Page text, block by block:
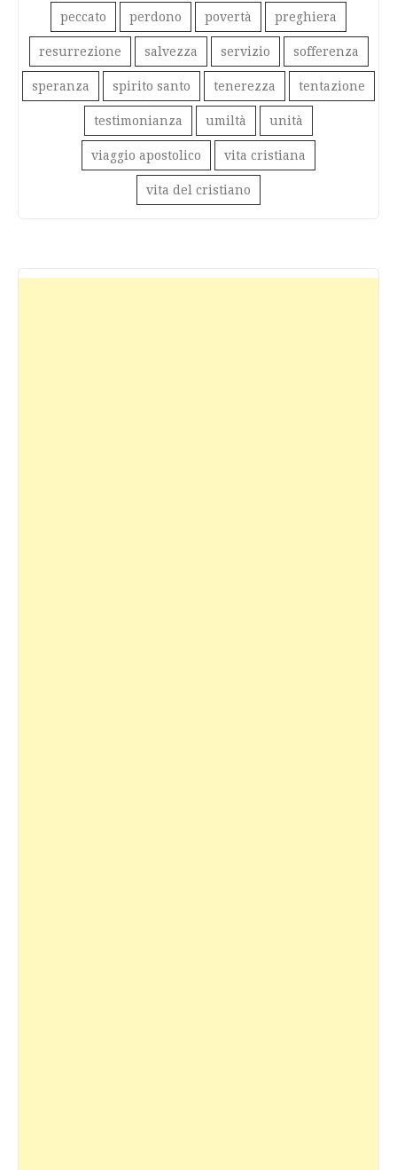
peccato perdono povertà preghiera
resurrezione salvezza servizio sofferenza
speranza spirito santo tenerezza tentazione
testimonianza umiltà unità
viaggio apostolico vita cristiana
vita del cristiano